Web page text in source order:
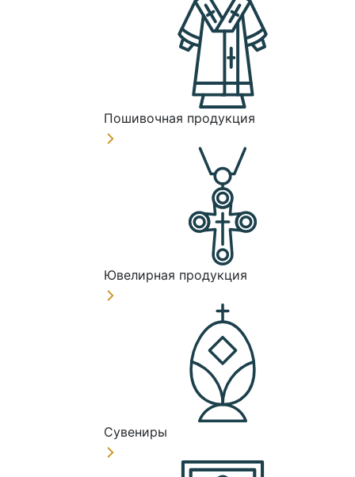
Пошивочная продукция
Ювелирная продукция
Сувениры